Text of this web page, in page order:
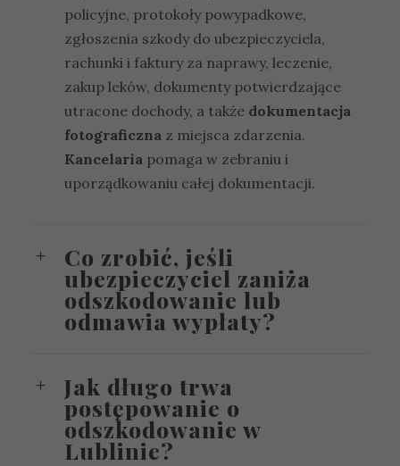
policyjne, protokoły powypadkowe,
zgłoszenia szkody do ubezpieczyciela,
rachunki i faktury za naprawy, leczenie,
zakup leków, dokumenty potwierdzające
utracone dochody, a także dokumentacja
fotograficzna z miejsca zdarzenia.
Kancelaria pomaga w zebraniu i
uporządkowaniu całej dokumentacji.
Co zrobić, jeśli
ubezpieczyciel zaniża
odszkodowanie lub
odmawia wypłaty?
Jak długo trwa
postępowanie o
odszkodowanie w
Lublinie?